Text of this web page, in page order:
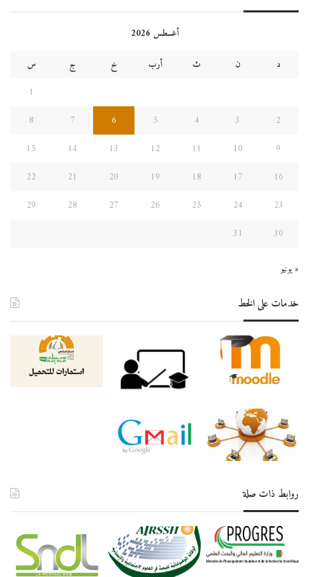
أغسطس 2026
د
ن ث أرب خ ج
س
1
2
3
4
5
6
7
8
9
10
11
12
13
14
15
16
17
18
19
20
21
22
23
24
25
26
27
28
29
30
31
« يونيو
خدمات على الخط
روابط ذات صلة